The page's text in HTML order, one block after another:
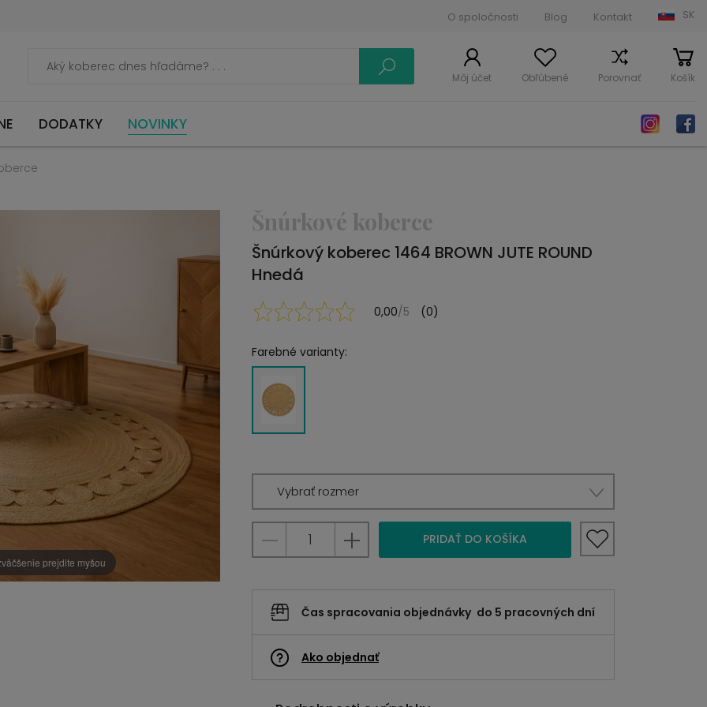
O spoločnosti Blog Kontakt SK
Môj účet Obľúbené Porovnať Košík
DODATKY NOVINKY
prejdite myšou
Šnúrkové koberce
Šnúrkový koberec 1464 BROWN JUTE ROUND
Hnedá
0,00/5 (0)
Farebné varianty:
Vybrať rozmer
PRIDAŤ DO KOŠÍKA
Čas spracovania objednávky do 5 pracovných dní
Ako objednať